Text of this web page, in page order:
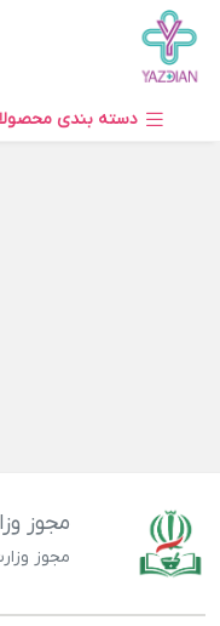
دسته بندی
مجوز
مجوز